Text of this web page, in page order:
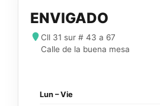
ENVIGADO
Cll 31 sur # 43 a 67
Calle de la buena mesa
Lun – Vie